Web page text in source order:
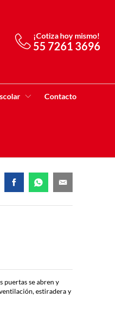
¡Cotiza hoy mismo!
55 7261 3696
Contacto
puertas se abren y
estiradera y